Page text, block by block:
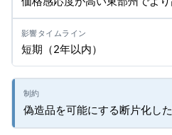
短期（2年以内）
偽造品を可能にする断片化し